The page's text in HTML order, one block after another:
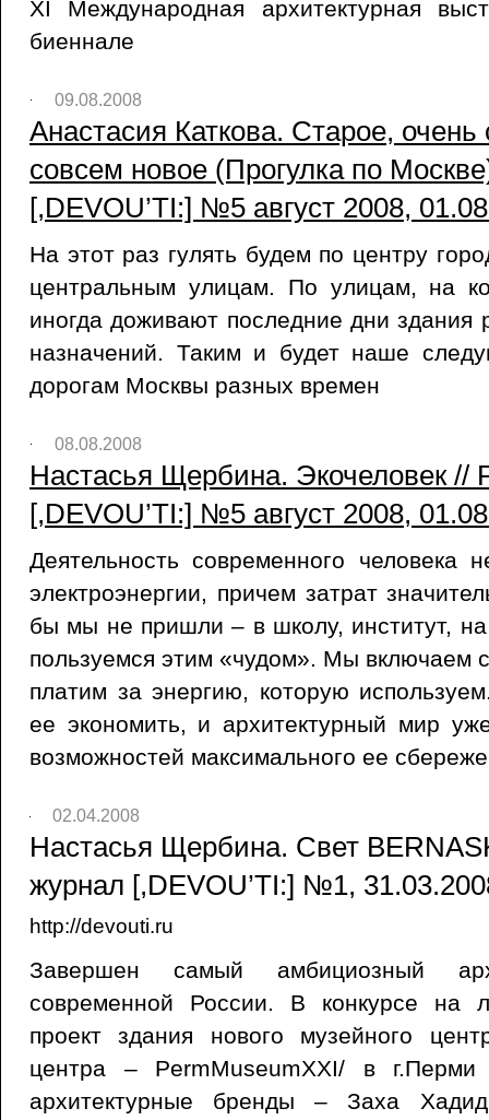
XI Международная архитектурная
биеннале
09.08.2008
Анастасия Каткова. Старое, очень
совсем новое (Прогулка по
[,DEVOU’TI:] №5 август 2008,
На этот раз гулять будем по центру
центральным улицам. По улицам, на
иногда доживают последние дни
назначений. Таким и будет наше
дорогам Москвы разных времен
08.08.2008
Настасья Щербина. Экочеловек //
[,DEVOU’TI:] №5 август 2008,
Деятельность современного человека
электроэнергии, причем затрат
бы мы не пришли – в школу, институт,
пользуемся этим «чудом». Мы включаем
платим за энергию, которую
ее экономить, и архитектурный мир
возможностей максимального ее
02.04.2008
Настасья Щербина. Свет
журнал [,DEVOU’TI:] №1,
http://devouti.ru
Завершен самый амбициозный
современной России. В конкурсе на
проект здания нового музейного
центра – PermMuseumXXI/ в г.Перми
архитектурные бренды – Заха